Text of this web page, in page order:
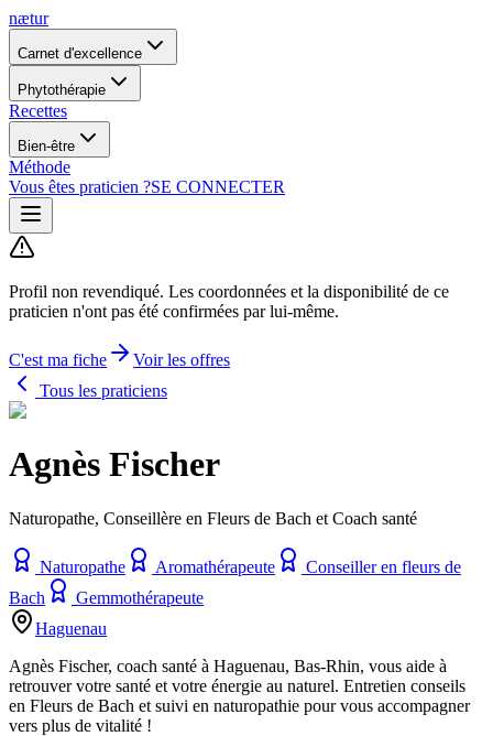
nætur
Carnet d'excellence
Phytothérapie
Recettes
Bien-être
Méthode
Vous êtes praticien ?SE CONNECTER
Profil non revendiqué. Les coordonnées et la disponibilité de ce
praticien n'ont pas été confirmées par lui-même.
C'est ma fiche
Voir les offres
Tous les praticiens
Agnès Fischer
Naturopathe, Conseillère en Fleurs de Bach et Coach santé
Naturopathe Aromathérapeute
Conseiller en fleurs de
Bach
Gemmothérapeute
Haguenau
Agnès Fischer, coach santé à Haguenau, Bas-Rhin, vous aide à
retrouver votre santé et votre énergie au naturel. Entretien conseils
en Fleurs de Bach et suivi en naturopathie pour vous accompagner
vers plus de vitalité !